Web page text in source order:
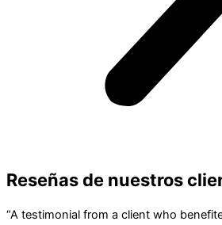
Reseñas de nuestros
“A testimonial from a client who